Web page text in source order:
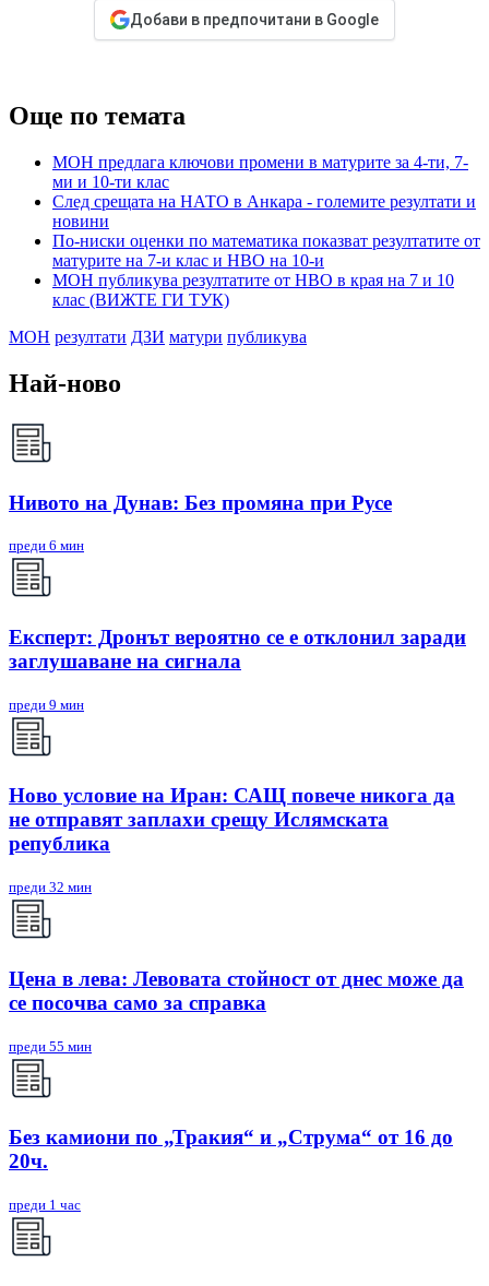
Добави в предпочитани в Google
Още по темата
МОН предлага ключови промени в матурите за 4-ти, 7-
ми и 10-ти клас
След срещата на НАТО в Анкара - големите резултати и
новини
По-ниски оценки по математика показват резултатите от
матурите на 7-и клас и НВО на 10-и
МОН публикува резултатите от НВО в края на 7 и 10
клас (ВИЖТЕ ГИ ТУК)
МОН резултати ДЗИ матури публикува
Най-ново
Нивото на Дунав: Без промяна при Русе
преди 6 мин
Експерт: Дронът вероятно се е отклонил заради
заглушаване на сигнала
преди 9 мин
Ново условие на Иран: САЩ повече никога да
не отправят заплахи срещу Ислямската
република
преди 32 мин
Цена в лева: Левовата стойност от днес може да
се посочва само за справка
преди 55 мин
Без камиони по „Тракия“ и „Струма“ от 16 до
20ч.
преди 1 час